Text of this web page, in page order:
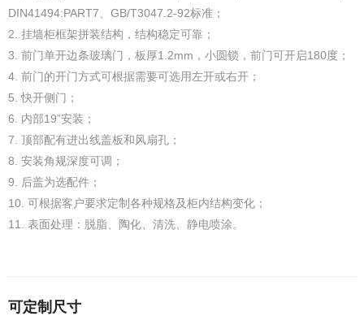
DIN41494:PART7、GB/T3047.2-92标准；
2. 挂墙柜框架拼装结构，结构稳定可靠；
3. 前门单开边条玻璃门，板厚1.2mm，小圆锁，前门可开启180度；
4. 前门的开门方式可根据需要可选用左开或右开；
5. 快开侧门；
6. 内部19”安装；
7. 顶部配有进出线盖板和风扇孔；
8. 安装角规深度可调；
9. 后盖为选配件；
10. 可根据客户要求定制各种规格及柜内结构变化；
11. 表面处理：脱脂、陶化、清洗、静电喷涂。
可定制尺寸